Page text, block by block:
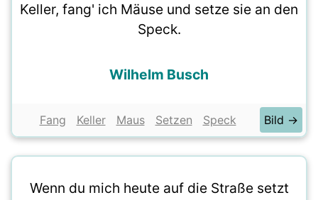
Keller, fang' ich Mäuse und setze sie an den
Speck.
Wilhelm Busch
Fang Keller Maus Setzen Speck Bild →
Wenn du mich heute auf die Straße setzt